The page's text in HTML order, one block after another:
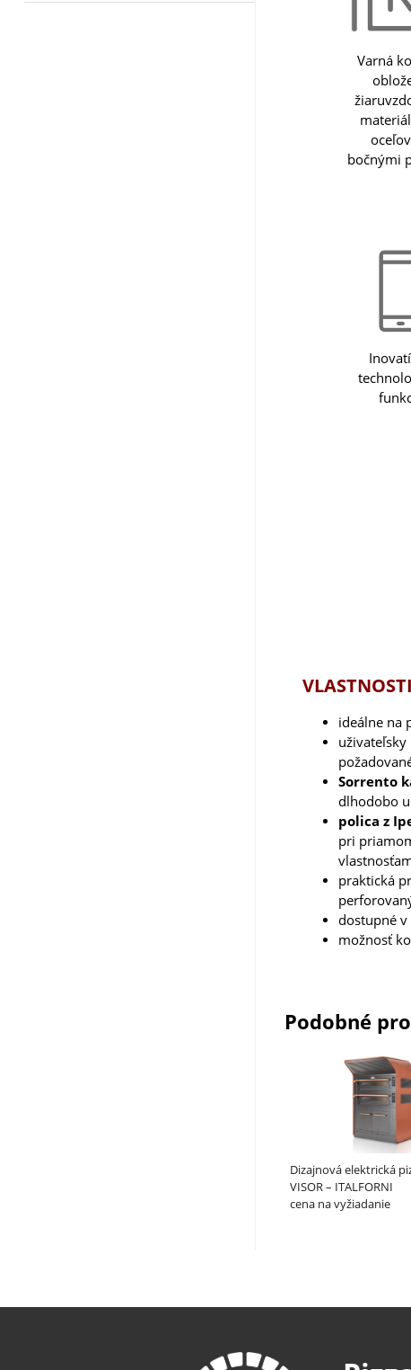
Varná
bočnými
VLASTNOSTI
ideálne na
Sorrento
dlhodobo
polica z
pri
praktická
dostupné
možnosť
Podobné
Dizajnová elektrická
VISOR – ITALFORNI
cena na vyžiadanie